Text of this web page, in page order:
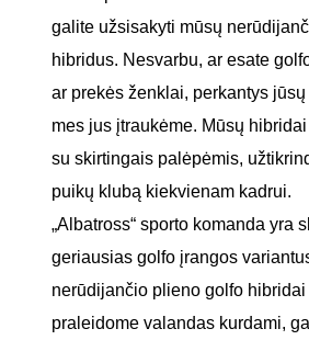
galite užsisakyti mūsų
hibridus. Nesvarbu, ar esate
ar prekės ženklai, perkantys
mes jus įtraukėme. Mūsų
su skirtingais palėpėmis,
puikų klubą kiekvienam kadrui.
„Albatross“ sporto komanda yra
geriausias golfo įrangos
nerūdijančio plieno golfo
praleidome valandas kurdami,